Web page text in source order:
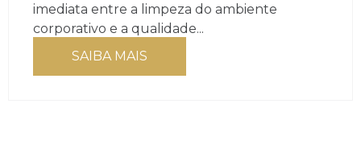
imediata entre a limpeza do ambiente
corporativo e a qualidade...
SAIBA MAIS